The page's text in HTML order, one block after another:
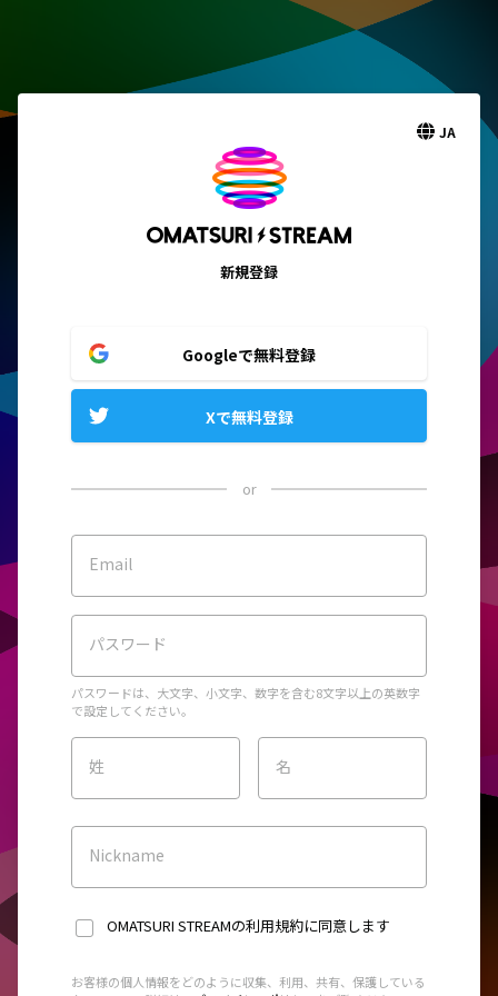
JA
新規登録
Googleで無料登録
Xで無料登録
or
Email
パスワード
パスワードは、大文字、小文字、数字を含む8文字以上の英数字
で設定してください。
姓 名
Nickname
OMATSURI STREAMの利用規約に同意します
お客様の個人情報をどのように収集、利用、共有、保護している